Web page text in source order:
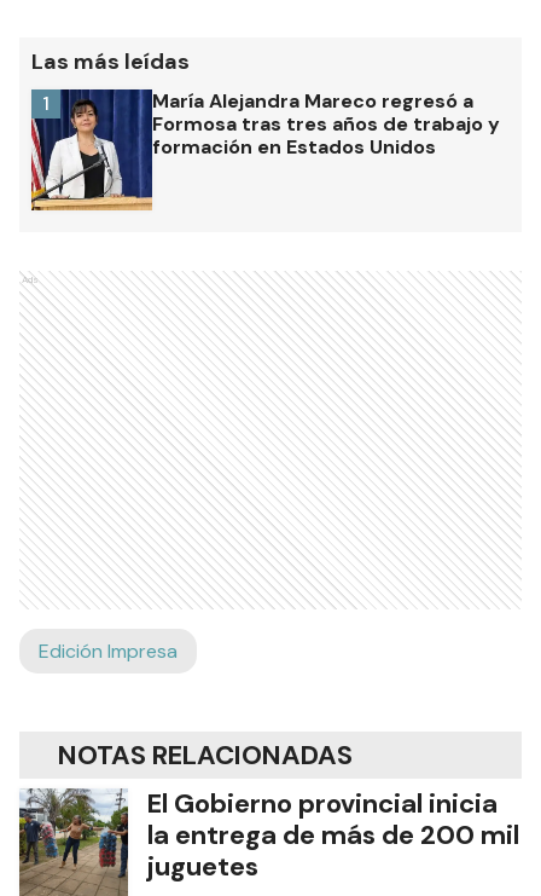
Las más leídas
María Alejandra Mareco regresó a
Formosa tras tres años de trabajo y
formación en Estados Unidos
1
Ads
Edición Impresa
NOTAS RELACIONADAS
El Gobierno provincial inicia
la entrega de más de 200 mil
juguetes